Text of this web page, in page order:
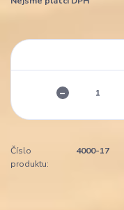
Číslo
produktu:
4000-17